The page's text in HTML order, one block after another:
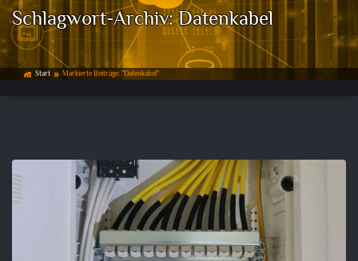
Schlagwort-Archiv:Datenkabel
home_work Start double_arrow Markierte Beiträge: "Datenkabel"